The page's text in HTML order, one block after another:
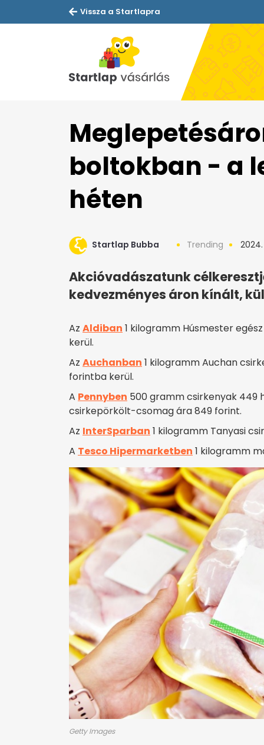
Vissza a Startlapra
boltokban - a
héten
Startlap Bubba Trending
Akcióvadászatunk
kedvezményes áron kínált,
Az Aldiban 1 kilogramm Húsmester
kerül.
Az Auchanban 1 kilogramm Auchan
forintba kerül.
A Pennyben 500 gramm csirkenyak 449
csirkepörkölt-csomag ára 849 forint.
Az InterSparban 1 kilogramm Tanyasi
A Tesco Hipermarketben 1 kilogramm
Getty Images